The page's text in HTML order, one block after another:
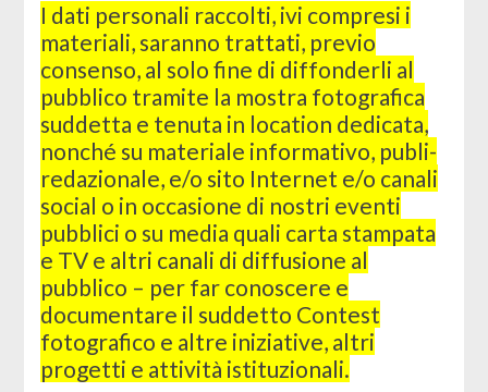
I dati personali raccolti, ivi compresi i
materiali, saranno trattati, previo
consenso, al solo fine di diffonderli al
pubblico tramite la mostra fotografica
suddetta e tenuta in location dedicata,
nonché su materiale informativo, publi-
redazionale, e/o sito Internet e/o canali
social o in occasione di nostri eventi
pubblici o su media quali carta stampata
e TV e altri canali di diffusione al
pubblico – per far conoscere e
documentare il suddetto Contest
fotografico e altre iniziative, altri
progetti e attività istituzionali.